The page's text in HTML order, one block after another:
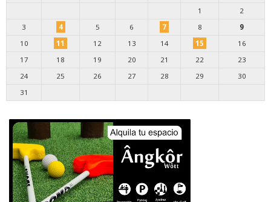
1
2
3
4 5 6 7 8
9
10
11 12 13 14 15
16
17
18 19 20 21 22
23
24
25 26 27 28 29
30
31